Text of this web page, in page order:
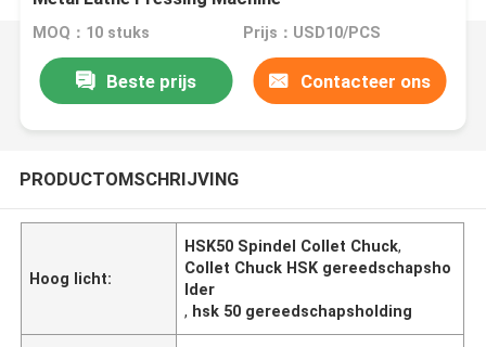
MOQ：10 stuks Prijs：USD10/PCS
Beste prijs Contacteer ons
PRODUCTOMSCHRIJVING
Hoog licht:
HSK50 Spindel Collet Chuck,
Collet Chuck HSK gereedschapsho
lder
, hsk 50 gereedschapsholding